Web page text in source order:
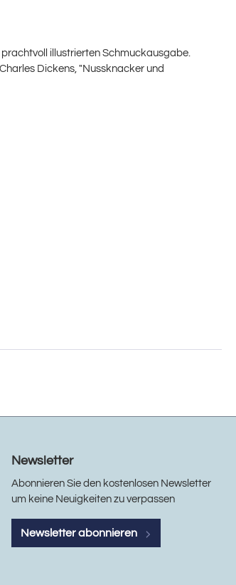
illustrierten Schmuckausgabe.
Dickens, "Nussknacker und
Newsletter
Abonnieren Sie den kostenlosen Newsletter
um keine Neuigkeiten zu verpassen
Newsletter abonnieren